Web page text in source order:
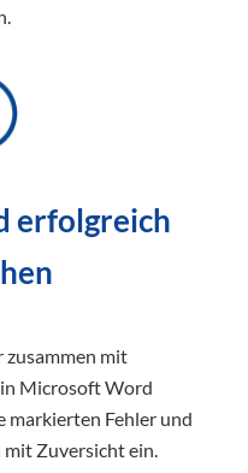
erfolgreich
mit
Microsoft Word
markierten Fehler und
Zuversicht ein.